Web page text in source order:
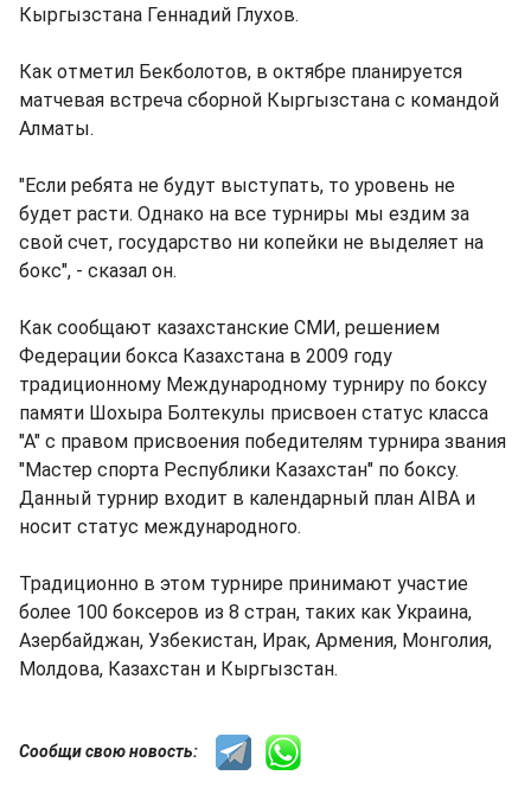
Кыргызстана Геннадий Глухов.
Как отметил Бекболотов, в октябре планируется
матчевая встреча сборной Кыргызстана с командой
Алматы.
"Если ребята не будут выступать, то уровень не
будет расти. Однако на все турниры мы ездим за
свой счет, государство ни копейки не выделяет на
бокс", - сказал он.
Как сообщают казахстанские СМИ, решением
Федерации бокса Казахстана в 2009 году
традиционному Международному турниру по боксу
памяти Шохыра Болтекулы присвоен статус класса
"А" с правом присвоения победителям турнира звания
"Мастер спорта Республики Казахстан" по боксу.
Данный турнир входит в календарный план AIBA и
носит статус международного.
Традиционно в этом турнире принимают участие
более 100 боксеров из 8 стран, таких как Украина,
Азербайджан, Узбекистан, Ирак, Армения, Монголия,
Молдова, Казахстан и Кыргызстан.
Сообщи свою новость: